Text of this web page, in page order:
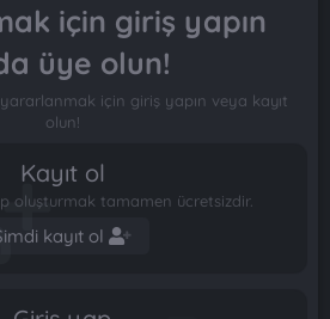
için giriş yapın
üye olun!
için giriş yapın veya kayıt
olun!
Kayıt ol
oluşturmak tamamen ücretsizdir.
kayıt ol